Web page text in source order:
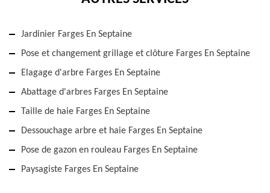
Jardinier Farges En Septaine
Pose et changement grillage et clôture Farges En Septaine
Elagage d'arbre Farges En Septaine
Abattage d'arbres Farges En Septaine
Taille de haie Farges En Septaine
Dessouchage arbre et haie Farges En Septaine
Pose de gazon en rouleau Farges En Septaine
Paysagiste Farges En Septaine